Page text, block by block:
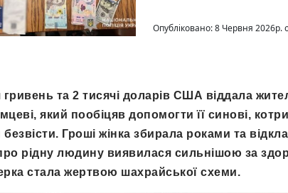
Опубліковано: 8 Червня 2026р.
гривень та 2 тисячі доларів США віддала
який пообіцяв допомогти її синові,
Гроші жінка збирала роками та
рідну людину виявилася сильнішою за
стала жертвою шахрайської схеми.